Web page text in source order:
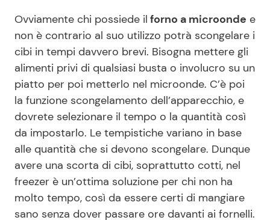
Ovviamente chi possiede il forno a microonde e
non è contrario al suo utilizzo potrà scongelare i
cibi in tempi davvero brevi. Bisogna mettere gli
alimenti privi di qualsiasi busta o involucro su un
piatto per poi metterlo nel microonde. C’è poi
la funzione scongelamento dell’apparecchio, e
dovrete selezionare il tempo o la quantità così
da impostarlo. Le tempistiche variano in base
alle quantità che si devono scongelare. Dunque
avere una scorta di cibi, soprattutto cotti, nel
freezer è un’ottima soluzione per chi non ha
molto tempo, così da essere certi di mangiare
sano senza dover passare ore davanti ai fornelli.